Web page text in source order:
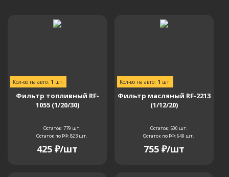
Кол-во на авто: 1 шт.
Фильтр топливный RF-
1055 (1/20/30)
Остаток: 779 шт.
Остаток по РФ: 823 шт.
425 ₽/шт
Кол-во на авто: 1 шт.
Фильтр масляный RF-2213
(1/12/20)
Остаток: 500 шт.
Остаток по РФ: 649 шт.
755 ₽/шт